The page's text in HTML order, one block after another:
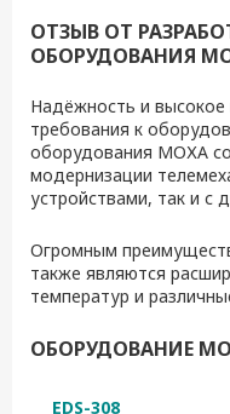
ОТЗЫВ ОТ
ОБОРУДОВАНИЯ
Надёжность и высокое
требования к
оборудования МОХА
модернизации
устройствами, так и с
Огромным
также являются
температур и
ОБОРУДОВАНИЕ
EDS-308